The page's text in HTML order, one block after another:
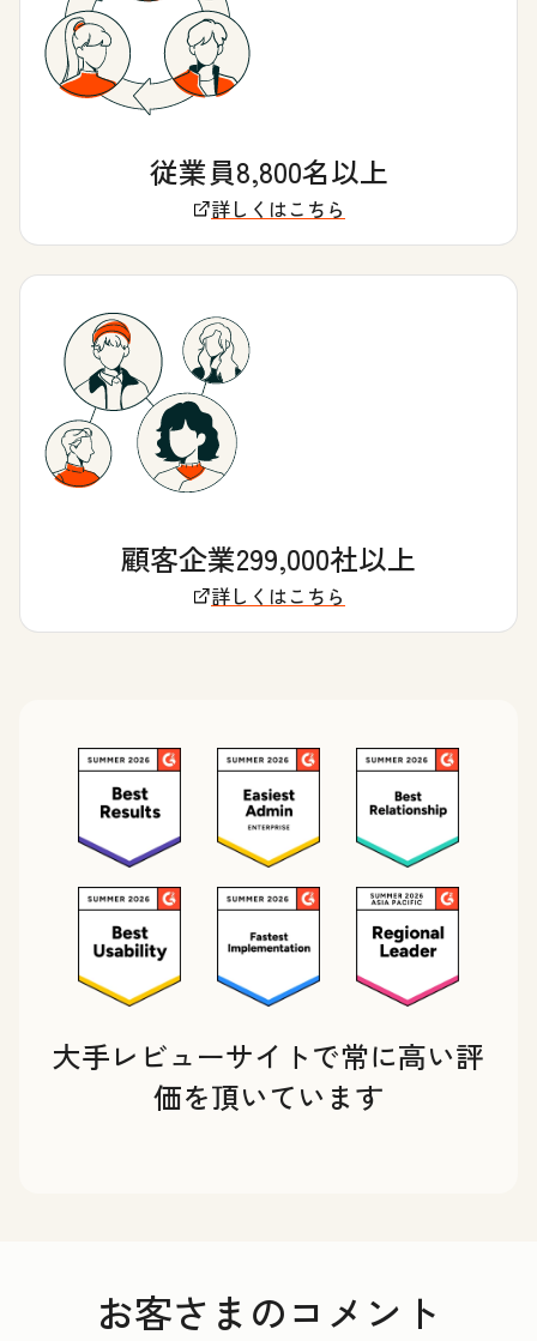
従業員8,800名以上
詳しくはこちら
顧客企業299,000社以上
詳しくはこちら
大手レビューサイトで常に高い評
価を頂いています
お客さまのコメント